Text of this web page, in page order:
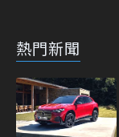
熱門新聞